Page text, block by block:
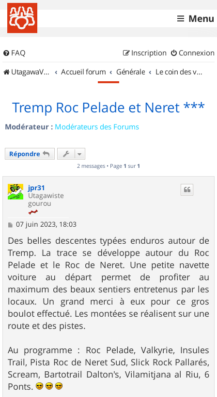
Menu
FAQ Connexion
Inscription
UtagawaVTT (Randos VTT et VTTAE avec traces GPS)
Accueil forum Générale Le coin des vidéastes
Tremp Roc Pelade et Neret ***
Modérateur : Modérateurs des Forums
Répondre
2 messages • Page 1 sur 1
jpr31
Utagawiste
gourou
M
s
s
a
g
e
07 juin 2023, 18:03
Des belles descentes typées enduros autour de
Tremp. La trace se développe autour du Roc
Pelade et le Roc de Neret. Une petite navette
voiture au départ permet de profiter au
maximum des beaux sentiers entretenus par les
locaux. Un grand merci à eux pour ce gros
boulot effectué. Les montées se réalisent sur une
route et des pistes.
Au programme : Roc Pelade, Valkyrie, Insules
Trail, Pista Roc de Neret Sud, Slick Rock Pallarés,
Scream, Bartotrail Dalton's, Vilamitjana al Riu, 6
Ponts.